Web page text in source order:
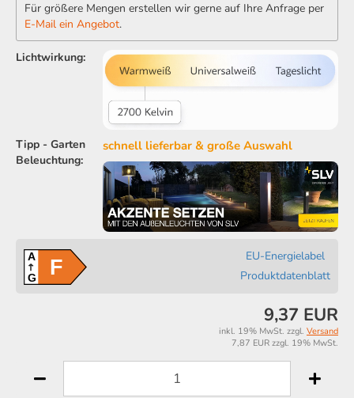
Für größere Mengen erstellen wir gerne auf Ihre Anfrage per
E-Mail ein Angebot.
Lichtwirkung:
Tipp - Garten
Beleuchtung:
schnell lieferbar & große Auswahl
A
GF
EU-Energielabel
Produktdatenblatt
9,37 EUR
inkl. 19% MwSt. zzgl. Versand
7,87 EUR zzgl. 19% MwSt.